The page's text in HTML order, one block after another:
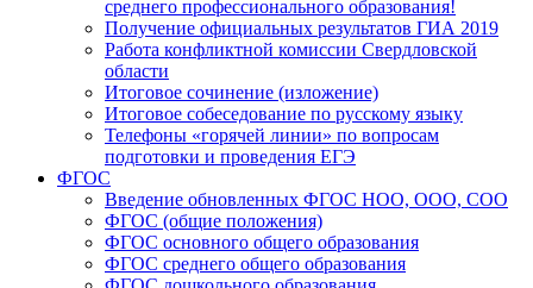
среднего профессионального образования!
Получение официальных результатов ГИА 2019
Работа конфликтной комиссии Свердловской
области
Итоговое сочинение (изложение)
Итоговое собеседование по русскому языку
Телефоны «горячей линии» по вопросам
подготовки и проведения ЕГЭ
ФГОС
Введение обновленных ФГОС НОО, ООО, СОО
ФГОС (общие положения)
ФГОС основного общего образования
ФГОС среднего общего образования